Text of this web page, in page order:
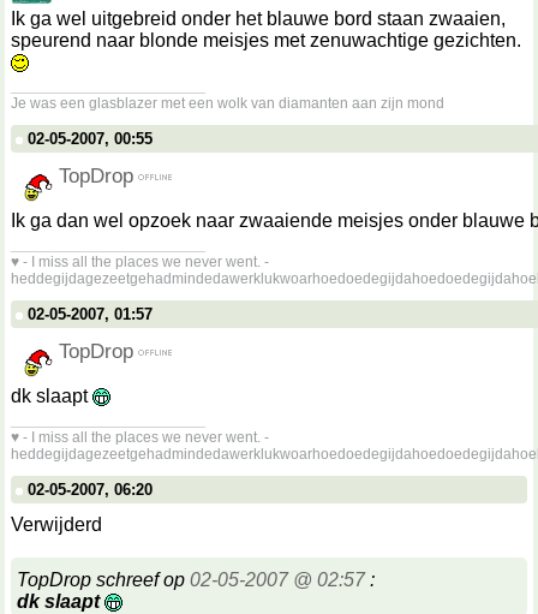
Ik ga wel uitgebreid onder het blauwe bord staan zwaaien,
speurend naar blonde meisjes met zenuwachtige gezichten.
Je was een glasblazer met een wolk van diamanten aan zijn mond
02-05-2007, 00:55
TopDrop
Ik ga dan wel opzoek naar zwaaiende meisjes onder blauwe
♥ - I miss all the places we never went. -
02-05-2007, 01:57
TopDrop
dk slaapt
♥ - I miss all the places we never went. -
02-05-2007, 06:20
Verwijderd
TopDrop schreef op 02-05-2007 @ 02:57:
dk slaapt